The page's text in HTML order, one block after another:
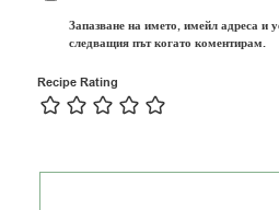
Запазване на името, имейл адреса и
следващия път когато коментирам.
Recipe Rating